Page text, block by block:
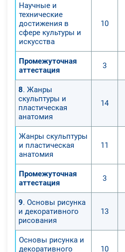
Научные и
технические
достижения в
сфере культуры и
искусства
10
Промежуточная
аттестация
3
8. Жанры
скульптуры и
пластическая
анатомия
14
Жанры скульптуры
и пластическая
анатомия
11
Промежуточная
аттестация
3
9. Основы рисунка
и декоративного
рисования
13
Основы рисунка и
декоративного
10